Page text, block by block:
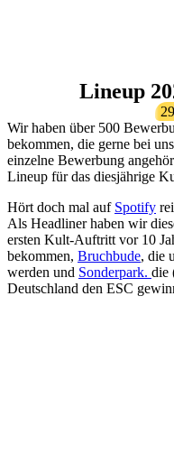
Lineup
Wir haben über 500
bekommen, die gerne bei
einzelne Bewerbung
Lineup für das diesjährige
Hört doch mal auf Spotify
Als Headliner haben wir
ersten Kult-Auftritt vor 10
bekommen, Bruchbude, die
werden und Sonderpark. die
Deutschland den ESC